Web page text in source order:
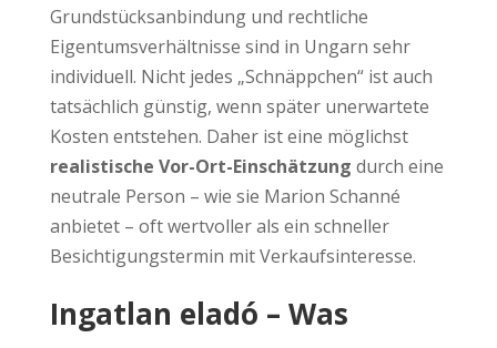
Grundstücksanbindung und rechtliche
Eigentumsverhältnisse sind in Ungarn sehr
individuell. Nicht jedes „Schnäppchen“ ist auch
tatsächlich günstig, wenn später unerwartete
Kosten entstehen. Daher ist eine möglichst
realistische Vor-Ort-Einschätzung durch eine
neutrale Person – wie sie Marion Schanné
anbietet – oft wertvoller als ein schneller
Besichtigungstermin mit Verkaufsinteresse.
Ingatlan eladó – Was